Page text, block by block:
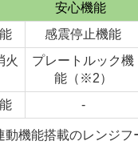
安心機能
感震停止機能
火
プレートルック機
能（※2）
-
動機能搭載のレンジフ